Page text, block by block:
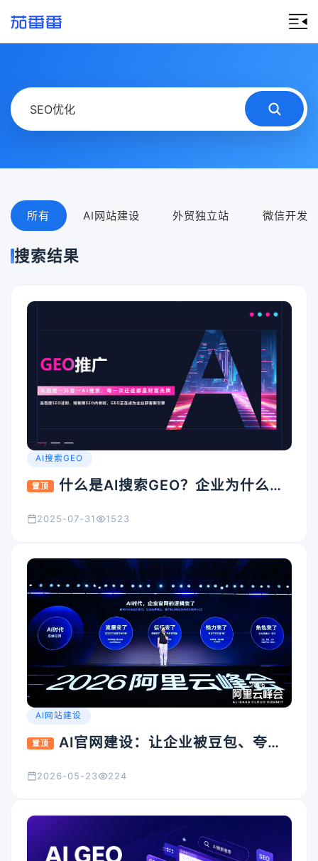
所有 AI网站建设 外贸独立站 微信开发
搜索结果
AI搜索GEO
置顶
什么是AI搜索GEO？企业为什么要
2025-07-31 1523
AI网站建设
置顶
AI官网建设：让企业被豆包、夸
2026-05-23 224